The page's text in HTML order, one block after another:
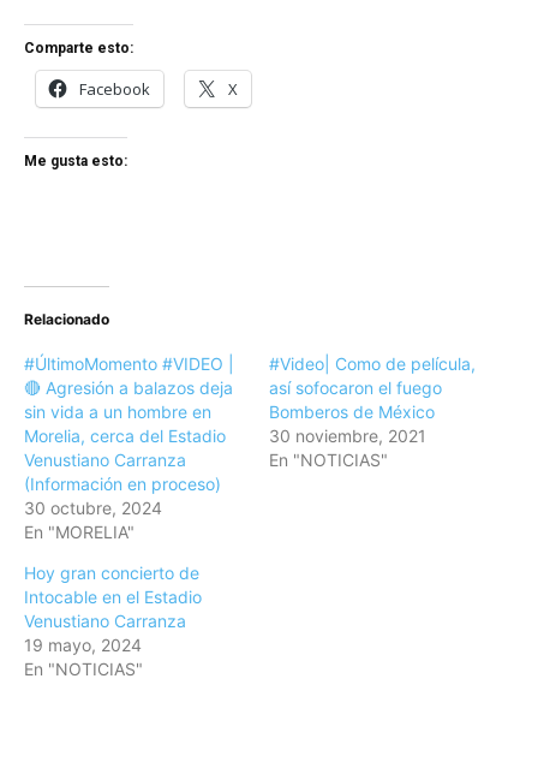
Comparte esto:
Facebook X
Me gusta esto:
Relacionado
#ÚltimoMomento #VIDEO |
🔴 Agresión a balazos deja
sin vida a un hombre en
Morelia, cerca del Estadio
Venustiano Carranza
(Información en proceso)
30 octubre, 2024
En "MORELIA"
#Video| Como de película,
así sofocaron el fuego
Bomberos de México
30 noviembre, 2021
En "NOTICIAS"
Hoy gran concierto de
Intocable en el Estadio
Venustiano Carranza
19 mayo, 2024
En "NOTICIAS"